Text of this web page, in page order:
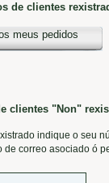
de clientes
meus pedidos
clientes "Non"
indique o seu
de correo asociado ó